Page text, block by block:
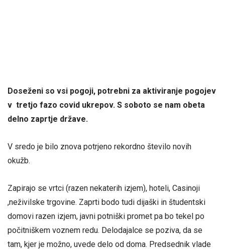
Doseženi so vsi pogoji, potrebni za aktiviranje pogojev
v tretjo fazo covid ukrepov. S soboto se nam obeta
delno zaprtje države.
V sredo je bilo znova potrjeno rekordno število novih
okužb.
Zapirajo se vrtci (razen nekaterih izjem), hoteli, Casinoji
,neživilske trgovine. Zaprti bodo tudi dijaški in študentski
domovi razen izjem, javni potniški promet pa bo tekel po
počitniškem voznem redu. Delodajalce se poziva, da se
tam, kjer je možno, uvede delo od doma. Predsednik vlade